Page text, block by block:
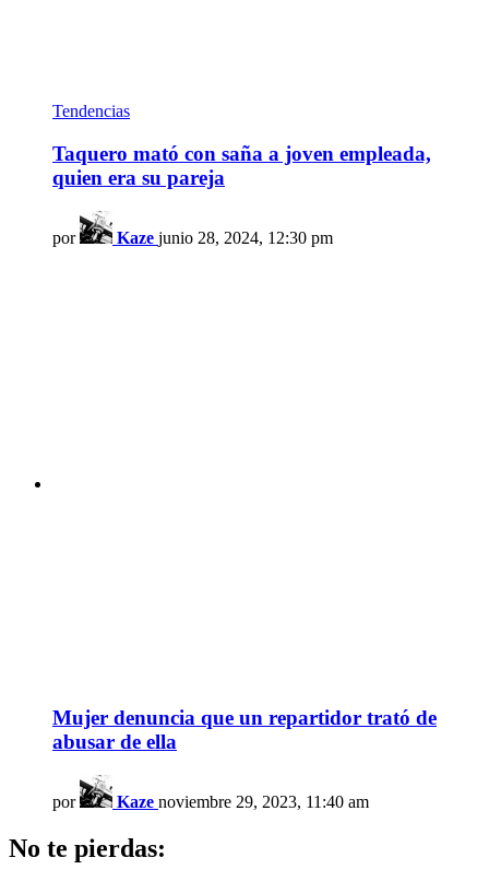
Tendencias
Taquero mató con saña a joven empleada,
quien era su pareja
por Kaze junio 28, 2024, 12:30 pm
Mujer denuncia que un repartidor trató de
abusar de ella
por Kaze noviembre 29, 2023, 11:40 am
No te pierdas: